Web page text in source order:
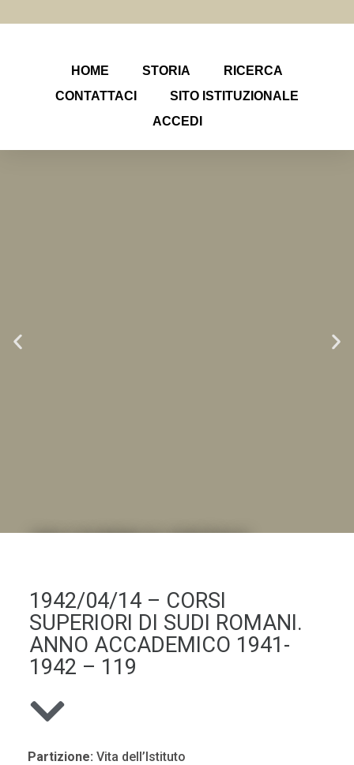
HOME STORIA
RICERCA
CONTATTACI
SITO ISTITUZIONALE
ACCEDI
1942/04/14 – CORSI
SUPERIORI DI SUDI ROMANI.
ANNO ACCADEMICO 1941-
1942 – 119
Partizione: Vita dell’Istituto